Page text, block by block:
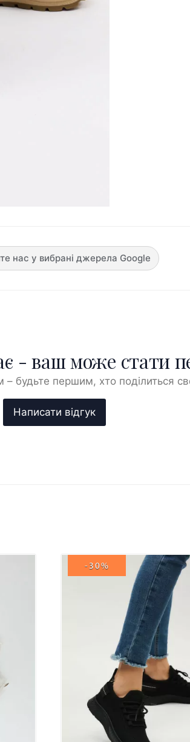
нас у вибрані джерела Google
- ваш може стати
будьте першим, хто поділиться
-30%